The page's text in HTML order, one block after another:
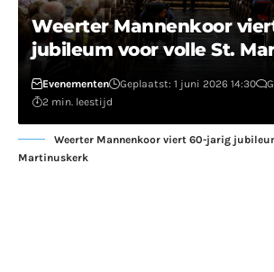
Weerter Mannenkoor
jubileum voor volle St.
Evenementen Geplaatst: 1 juni 2026 14:30
2 min. leestijd
Weerter Mannenkoor viert 60-jarig
Martinuskerk